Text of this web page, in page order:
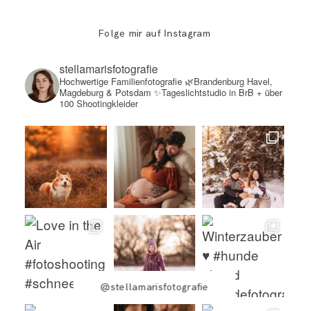
Folge mir auf Instagram
@stellamarisfotografie
stellamarisfotografie
Hochwertige Familienfotografie🌿Brandenburg Havel,
Magdeburg & Potsdam ✨Tageslichtstudio in BrB + über
100 Shootingkleider